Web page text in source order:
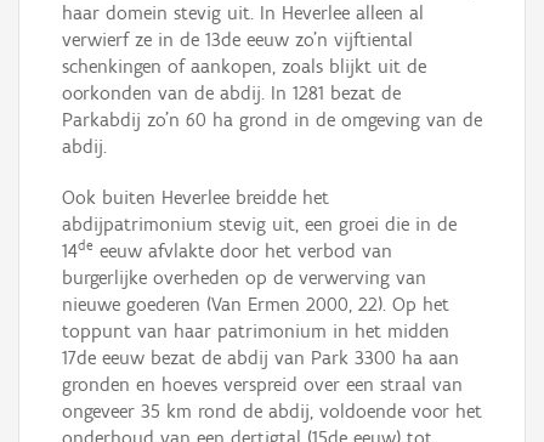
haar domein stevig uit. In Heverlee alleen al
verwierf ze in de 13de eeuw zo’n vijftiental
schenkingen of aankopen, zoals blijkt uit de
oorkonden van de abdij. In 1281 bezat de
Parkabdij zo’n 60 ha grond in de omgeving van de
abdij.
Ook buiten Heverlee breidde het
abdijpatrimonium stevig uit, een groei die in de
14de eeuw afvlakte door het verbod van
burgerlijke overheden op de verwerving van
nieuwe goederen (Van Ermen 2000, 22). Op het
toppunt van haar patrimonium in het midden
17de eeuw bezat de abdij van Park 3300 ha aan
gronden en hoeves verspreid over een straal van
ongeveer 35 km rond de abdij, voldoende voor het